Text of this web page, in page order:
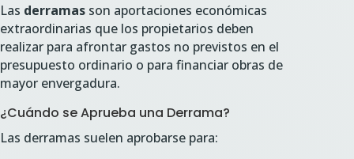
Las derramas son aportaciones económicas
extraordinarias que los propietarios deben
realizar para afrontar gastos no previstos en el
presupuesto ordinario o para financiar obras de
mayor envergadura.
¿Cuándo se Aprueba una Derrama?
Las derramas suelen aprobarse para: